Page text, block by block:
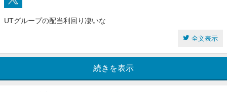
UTグループの配当利回り凄いな
全文表示
続きを表示